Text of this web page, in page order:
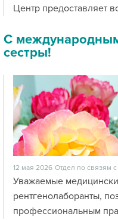
Центр предоставляет
С
сестры!
12 мая 2026 Отдел по связям
Уважаемые
рентгенолаборанты,
профессиональным